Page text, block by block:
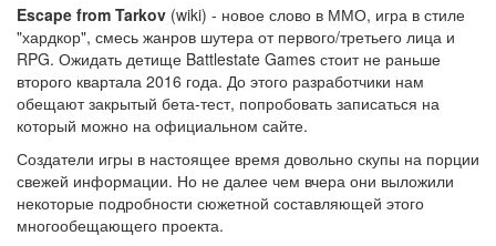
Escape from Tarkov (wiki) - новое слово в ММО, игра в стиле
"хардкор", смесь жанров шутера от первого/третьего лица и
RPG. Ожидать детище Battlestate Games стоит не раньше
второго квартала 2016 года. До этого разработчики нам
обещают закрытый бета-тест, попробовать записаться на
который можно на официальном сайте.
Создатели игры в настоящее время довольно скупы на порции
свежей информации. Но не далее чем вчера они выложили
некоторые подробности сюжетной составляющей этого
многообещающего проекта.